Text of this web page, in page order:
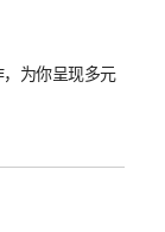
为你呈现多元